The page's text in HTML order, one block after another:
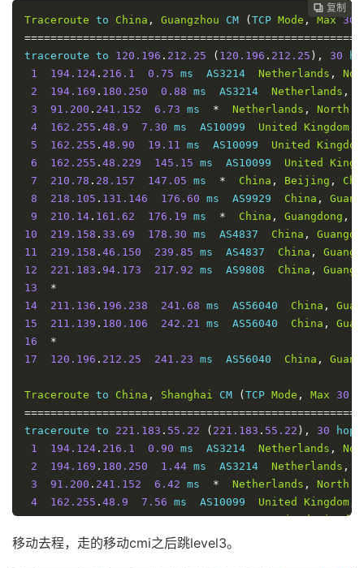
traceroute to 123.125 .99.1 (123.125 . 99.1), 30 hops
1
194.124.216.1 2.31 ms  AS3214 Netherlands,
2
194.169 .180.250 2.20 ms  AS3214 Netherlands
3
91.200. 241.152 6.85 ms * Netherlands, North
4
162.255 . 48.9 7.35 ms  AS10099 United Kingdom
5
162.255 .48.90 18.97 ms  AS10099 United Kingdom
6
162.255 . 48.229 144.17 ms  AS10099 United
7
210.78. 28.153 147.09 ms * China , Beijing,
8
210.78. 30.166 147.86 ms China
ChinaUnicom
9
219.158 .35.17 149.54 ms  AS4837 China, Beijing
10
219.158 . 103.69 150.35 ms  AS4837 China,
11
*
12
61.148. 156.238 149.22 ms  AS4808 China
13
124.65. 194.134 149.82 ms  AS4808 China ,
14
61.135. 113.154 148.97 ms  AS4808 China ,
15
*
16
123.125 . 99.1 157.39 ms  AS4808 China, Beijing
 复制
 复制
 复制
Traceroute to China , Guangzhou CM ( TCP Mode , Max 30
traceroute to 120.196 . 212.25 ( 120.196 . 212.25 ), 30
1
194.124 . 216.1 0.75 ms  AS3214 Netherlands ,
2
194.169 . 180.250 0.88 ms  AS3214 Netherlands ,
3
91.200 . 241.152 6.73 ms * Netherlands , North
4
162.255 . 48.9 7.30 ms  AS10099 United Kingdom
5
162.255 . 48.90 19.11 ms  AS10099 United Kingdom
6
162.255 . 48.229 145.15 ms  AS10099 United
7
210.78 . 28.157 147.05 ms * China , Beijing ,
8
218.105 . 131.146 176.60 ms  AS9929 China ,
9
210.14 . 161.62 176.19 ms * China , Guangdong ,
10
219.158 . 33.69 178.30 ms  AS4837 China ,
11
219.158 . 46.150 239.85 ms  AS4837 China ,
12
221.183 . 94.173 217.92 ms  AS9808 China ,
13
*
14
211.136 . 196.238 241.68 ms  AS56040 China ,
15
211.139 . 180.106 242.21 ms  AS56040 China ,
16
*
17
120.196 . 212.25 241.23 ms  AS56040 China ,
Traceroute to China , Shanghai CM ( TCP Mode , Max 30
traceroute to 221.183 . 55.22 ( 221.183 . 55.22 ), 30
1
194.124 . 216.1 0.90 ms  AS3214 Netherlands ,
2
194.169 . 180.250 1.44 ms  AS3214 Netherlands ,
3
91.200 . 241.152 6.42 ms * Netherlands , North
4
162.255 . 48.9 7.56 ms  AS10099 United Kingdom
5
162.255.48.90 18.81 ms  AS10099 United Kingdom
6
162.255.48.229 147.20 ms  AS10099
移动去程，走的移动cmi之后跳level3。